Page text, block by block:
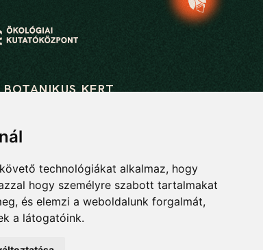
technológiákat alkalmaz, hogy
hogy személyre szabott tartalmakat
és elemzi a weboldalunk forgalmát,
a látogatóink.
KERT
Botanikai Intézet